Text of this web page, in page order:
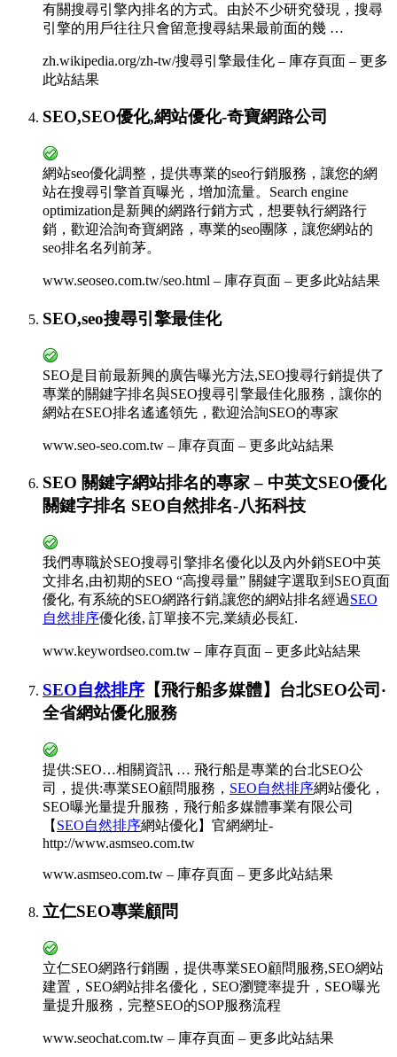
有關搜尋引擎內排名的方式。由於不少研究發現，搜尋
引擎的用戶往往只會留意搜尋結果最前面的幾 …
zh.wikipedia.org/zh-tw/搜尋引擎最佳化 – 庫存頁面 – 更多
此站結果
SEO,SEO優化,網站優化-奇寶網路公司
網站seo優化調整，提供專業的seo行銷服務，讓您的網
站在搜尋引擎首頁曝光，增加流量。Search engine
optimization是新興的網路行銷方式，想要執行網路行
銷，歡迎洽詢奇寶網路，專業的seo團隊，讓您網站的
seo排名名列前茅。
www.seoseo.com.tw/seo.html – 庫存頁面 – 更多此站結果
SEO,seo搜尋引擎最佳化
SEO是目前最新興的廣告曝光方法,SEO搜尋行銷提供了
專業的關鍵字排名與SEO搜尋引擎最佳化服務，讓你的
網站在SEO排名遙遙領先，歡迎洽詢SEO的專家
www.seo-seo.com.tw – 庫存頁面 – 更多此站結果
SEO 關鍵字網站排名的專家 – 中英文SEO優化
關鍵字排名 SEO自然排名-八拓科技
我們專職於SEO搜尋引擎排名優化以及內外銷SEO中英
文排名,由初期的SEO “高搜尋量” 關鍵字選取到SEO頁面
優化, 有系統的SEO網路行銷,讓您的網站排名經過SEO
自然排序優化後, 訂單接不完,業績必長紅.
www.keywordseo.com.tw – 庫存頁面 – 更多此站結果
SEO自然排序 【飛行船多媒體】台北SEO公司‧
全省網站優化服務
提供:SEO…相關資訊 … 飛行船是專業的台北SEO公
司，提供:專業SEO顧問服務， SEO自然排序網站優化，
SEO曝光量提升服務，飛行船多媒體事業有限公司
【 SEO自然排序網站優化】官網網址-
http://www.asmseo.com.tw
www.asmseo.com.tw – 庫存頁面 – 更多此站結果
立仁SEO專業顧問
立仁SEO網路行銷團，提供專業SEO顧問服務,SEO網站
建置，SEO網站排名優化，SEO瀏覽率提升，SEO曝光
量提升服務，完整SEO的SOP服務流程
www.seochat.com.tw – 庫存頁面 – 更多此站結果